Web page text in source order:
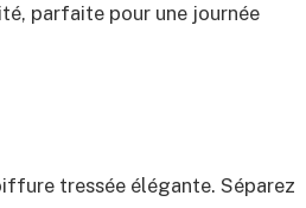
parfaite pour une journée
tressée élégante. Séparez